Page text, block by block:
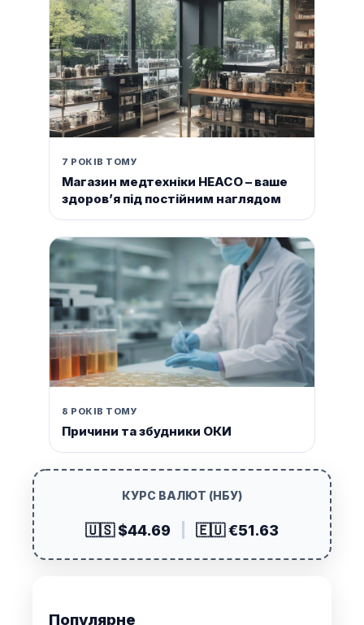
7 РОКІВ ТОМУ
Магазин медтехніки HEACO – ваше
здоров’я під постійним наглядом
8 РОКІВ ТОМУ
Причини та збудники ОКИ
КУРС ВАЛЮТ (НБУ)
🇺🇸 $44.69 🇪🇺 €51.63
Популярне